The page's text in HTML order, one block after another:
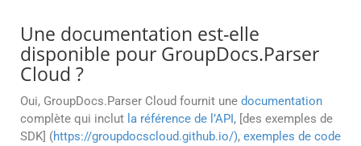
Une documentation est-elle
disponible pour GroupDocs.Parser
Cloud ?
Oui, GroupDocs.Parser Cloud fournit une documentation
complète qui inclut la référence de l’API, [des exemples de
SDK] (https://groupdocscloud.github.io/), exemples de code